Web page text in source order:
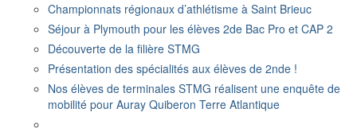
Championnats régionaux d’athlétisme à Saint Brieuc
Séjour à Plymouth pour les élèves 2de Bac Pro et CAP 2
Découverte de la filière STMG
Présentation des spécialités aux élèves de 2nde !
Nos élèves de terminales STMG réalisent une enquête de
mobilité pour Auray Quiberon Terre Atlantique